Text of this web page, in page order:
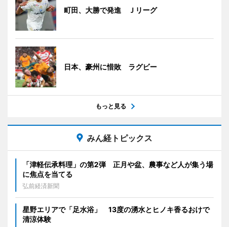
町田、大勝で発進 Ｊリーグ
日本、豪州に惜敗 ラグビー
もっと見る
みん経トピックス
「津軽伝承料理」の第2弾 正月や盆、農事など人が集う場
に焦点を当てる
弘前経済新聞
星野エリアで「足水浴」 13度の湧水とヒノキ香るおけで
清涼体験